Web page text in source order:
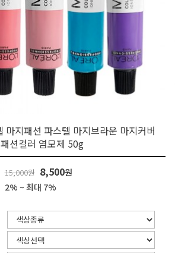
마지패션 파스텔 마지브라운 마지커버
션컬러 염모제 50g
15,000원 8,500원
2% ~ 최대 7%